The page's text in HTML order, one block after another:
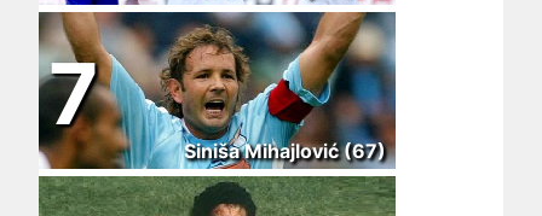
7
Siniša Mihajlović (67)